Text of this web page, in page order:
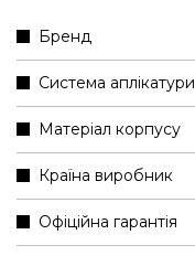
Бренд
Система аплікатури
Матеріал корпусу
Країна виробник
Офіційна гарантія